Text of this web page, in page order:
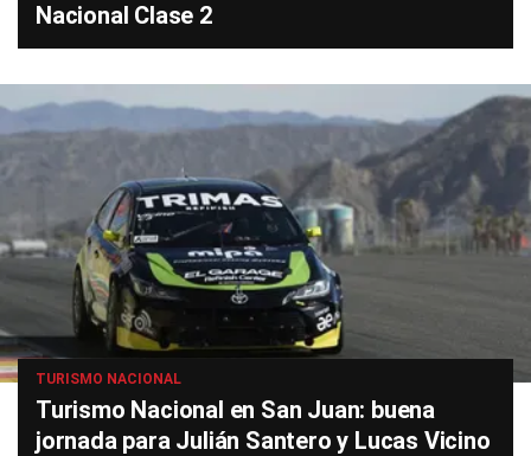
Nacional Clase 2
TURISMO NACIONAL
Turismo Nacional en San Juan: buena
jornada para Julián Santero y Lucas Vicino